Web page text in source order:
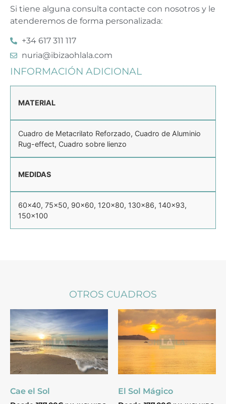
Si tiene alguna consulta contacte con nosotros y le
atenderemos de forma personalizada:
+34 617 311 117
nuria@ibizaohlala.com
INFORMACIÓN ADICIONAL
MATERIAL
Cuadro de Metacrilato Reforzado, Cuadro de Aluminio
Rug-effect, Cuadro sobre lienzo
MEDIDAS
60×40, 75×50, 90×60, 120×80, 130×86, 140×93,
150×100
OTROS CUADROS
Cae el Sol El Sol Mágico